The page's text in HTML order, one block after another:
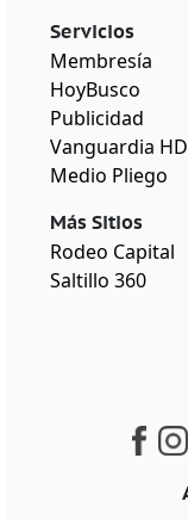
Servicios
Membresía
HoyBusco
Publicidad
Vanguardia HD
Medio Pliego
Más Sitios
Rodeo Capital
Saltillo 360